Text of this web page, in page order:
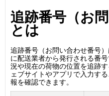
追跡番号（お
とは
追跡番号（お問い合わせ番号
に配送業者から発行される番
況や現在の荷物の位置を追跡
ェブサイトやアプリで入力す
報を確認できます。